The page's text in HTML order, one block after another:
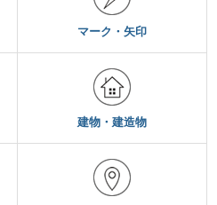
マーク・矢印
建物・建造物